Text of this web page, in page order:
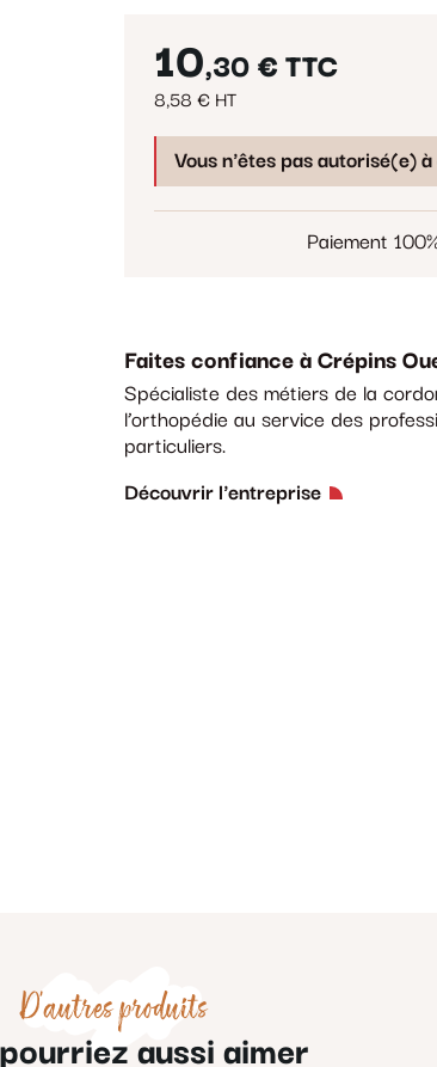
10,30 € TTC
8,58 € HT
Vous n'êtes pas autorisé(e)
Paiement
Faites confiance à Crépins
Spécialiste des métiers de la
l’orthopédie au service des
particuliers.
Découvrir l'entreprise
D'autres produits
aussi aimer